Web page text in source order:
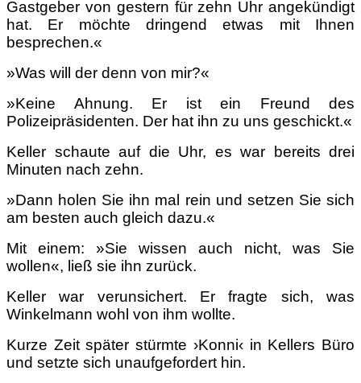
Gastgeber von gestern für zehn Uhr angekündigt
hat. Er möchte dringend etwas mit Ihnen
besprechen.«
»Was will der denn von mir?«
»Keine Ahnung. Er ist ein Freund des
Polizeipräsidenten. Der hat ihn zu uns geschickt.«
Keller schaute auf die Uhr, es war bereits drei
Minuten nach zehn.
»Dann holen Sie ihn mal rein und setzen Sie sich
am besten auch gleich dazu.«
Mit einem: »Sie wissen auch nicht, was Sie
wollen«, ließ sie ihn zurück.
Keller war verunsichert. Er fragte sich, was
Winkelmann wohl von ihm wollte.
Kurze Zeit später stürmte ›Konni‹ in Kellers Büro
und setzte sich unaufgefordert hin.